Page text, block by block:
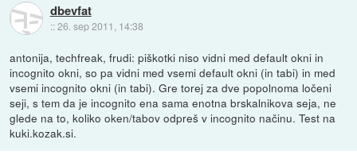
dbevfat
::26. sep 2011, 14:38
antonija, techfreak, frudi: piškotki niso vidni med default okni in
incognito okni, so pa vidni med vsemi default okni (in tabi) in med
vsemi incognito okni (in tabi). Gre torej za dve popolnoma ločeni
seji, s tem da je incognito ena sama enotna brskalnikova seja, ne
glede na to, koliko oken/tabov odpreš v incognito načinu. Test na
kuki.kozak.si.